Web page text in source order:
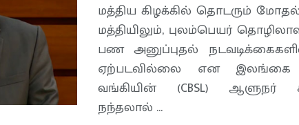
மத்திய கிழக்கில் தொடரும்
மத்தியிலும், புலம்பெயர்
பண அனுப்புதல்
ஏற்படவில்லை என இலங்கை
வங்கியின் (CBSL) ஆளுநர்
நந்தலால் ...